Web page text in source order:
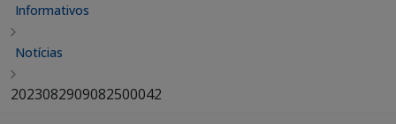
Informativos
Notícias
2023082909082500042